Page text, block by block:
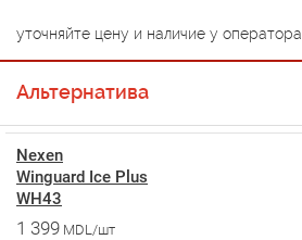
уточняйте цену и наличие у оператора
Альтернатива
Nexen
Winguard Ice Plus
WH43
1 399 MDL/шт